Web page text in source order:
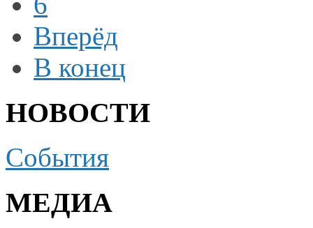
Вперёд
В конец
НОВОСТИ
События
МЕДИА